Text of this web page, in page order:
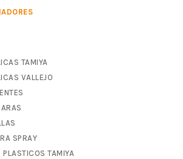
TAMIYA
VALLEJO
SPRAY
PLASTICOS TAMIYA